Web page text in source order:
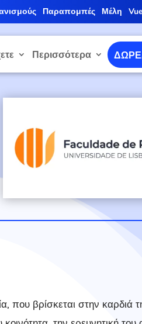
Παραπομπές Μέλη
Περισσότερα
που βρίσκεται στην καρδιά